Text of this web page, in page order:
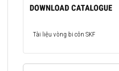
Tài liệu vòng bi côn SKF